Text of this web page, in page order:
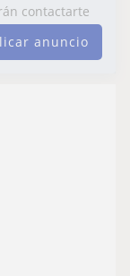
contactarte
anuncio